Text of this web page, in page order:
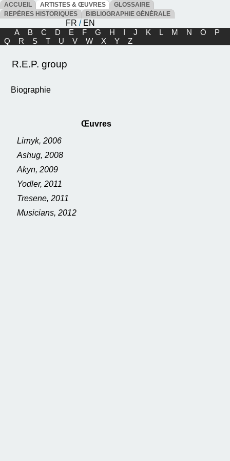
ACCUEIL ARTISTES & ŒUVRES
GLOSSAIRE
REPÈRES HISTORIQUES
BIBLIOGRAPHIE GÉNÉRALE
FR / EN
A
B C D E F G H I J K L M N O
P
Q
R S T U V W X Y Z